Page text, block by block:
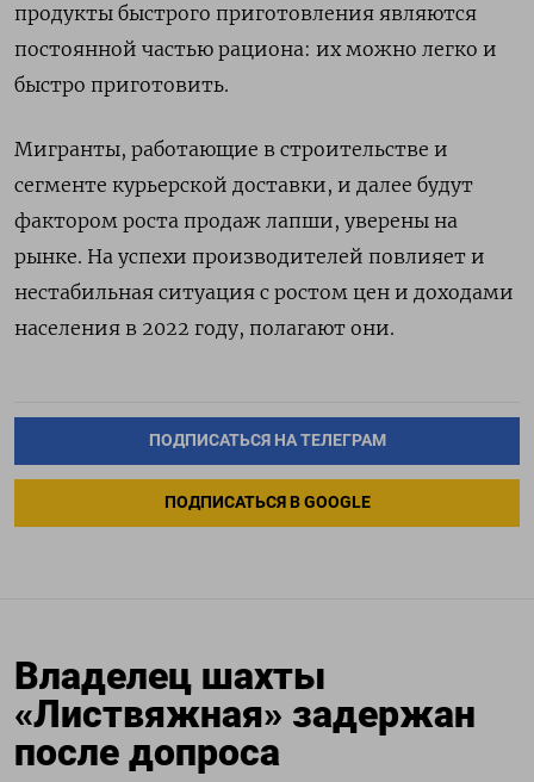
продукты быстрого приготовления являются
постоянной частью рациона: их можно легко и
быстро приготовить.
Мигранты, работающие в строительстве и
сегменте курьерской доставки, и далее будут
фактором роста продаж лапши, уверены на
рынке. На успехи производителей повлияет и
нестабильная ситуация с ростом цен и доходами
населения в 2022 году, полагают они.
ПОДПИСАТЬСЯ НА ТЕЛЕГРАМ
ПОДПИСАТЬСЯ В GOOGLE
Владелец шахты
«Листвяжная» задержан
после допроса